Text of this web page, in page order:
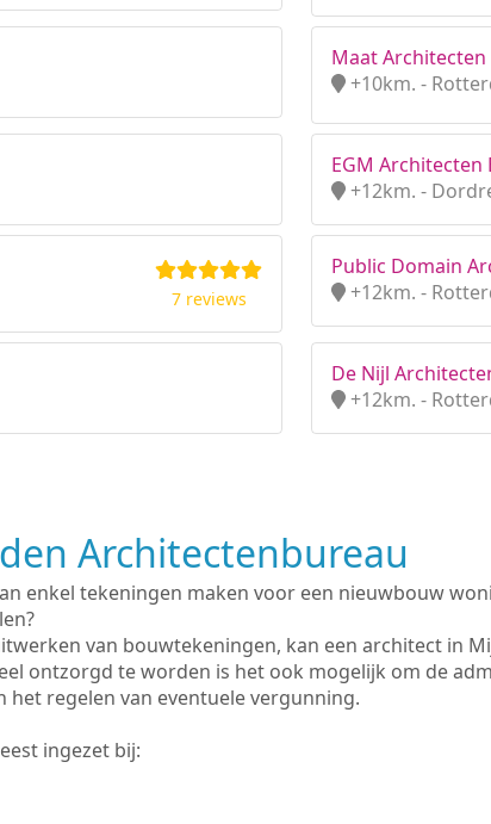
Maat Architecten
+10km. -
EGM Architecten
+12km. -
7 reviews
Public Domain
+12km. -
De Nijl
+12km. -
Architectenbureau
enkel tekeningen maken voor een nieuwbouw
van bouwtekeningen, kan een architect in
ontzorgd te worden is het ook mogelijk om de
het regelen van eventuele vergunning.
ingezet bij: